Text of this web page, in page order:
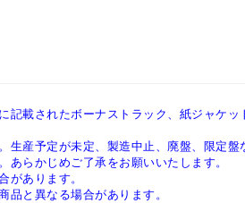
載されたボーナストラック、紙ジャケ
産予定が未定、製造中止、廃盤、限定
あらかじめご了承をお願いいたします。
があります。
と異なる場合があります。